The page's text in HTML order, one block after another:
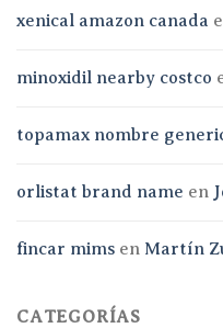
xenical amazon canada
minoxidil nearby costco
topamax nombre
orlistat brand name en
fincar mims en Martín
CATEGORÍAS